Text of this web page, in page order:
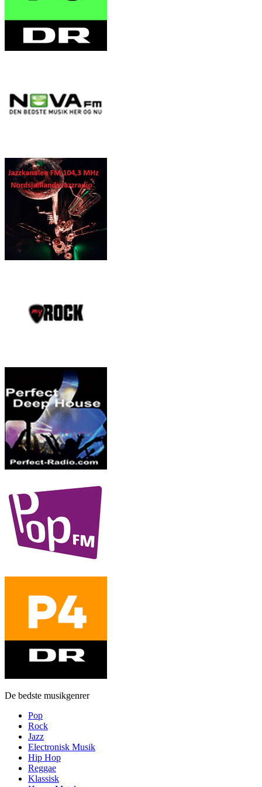
De bedste musikgenrer
Pop
Rock
Jazz
Electronisk Musik
Hip Hop
Reggae
Klassisk